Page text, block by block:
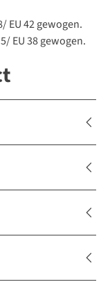
EU 42 gewogen.
EU 38 gewogen.